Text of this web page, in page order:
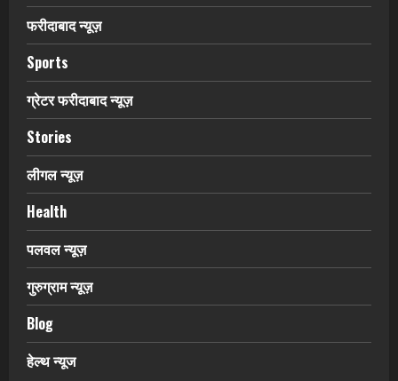
फरीदाबाद न्यूज़
Sports
ग्रेटर फरीदाबाद न्यूज़
Stories
लीगल न्यूज़
Health
पलवल न्यूज़
गुरुग्राम न्यूज़
Blog
हेल्थ न्यूज